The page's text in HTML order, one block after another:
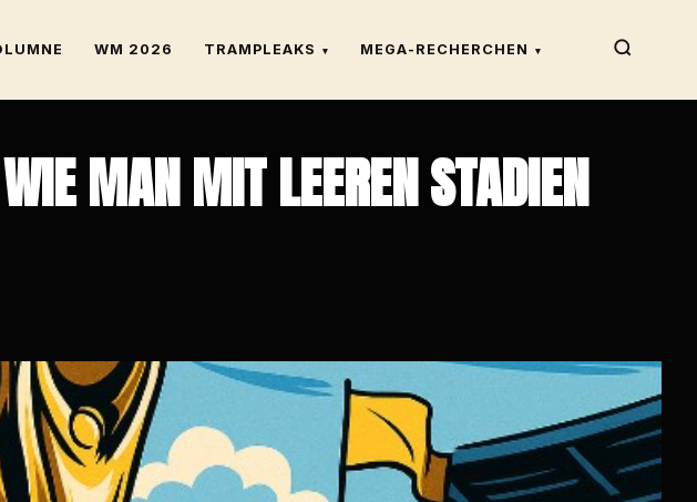
WM 2026 TRAMPLEAKS ▾ MEGA-RECHERCHEN ▾
MAN MIT LEEREN STADIEN G